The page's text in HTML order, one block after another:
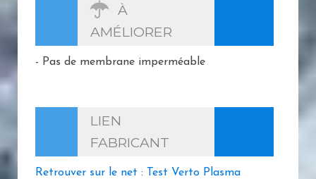
À
AMÉLIORER
- Pas de membrane imperméable
LIEN
FABRICANT
Retrouver sur le net : Test Verto Plasma